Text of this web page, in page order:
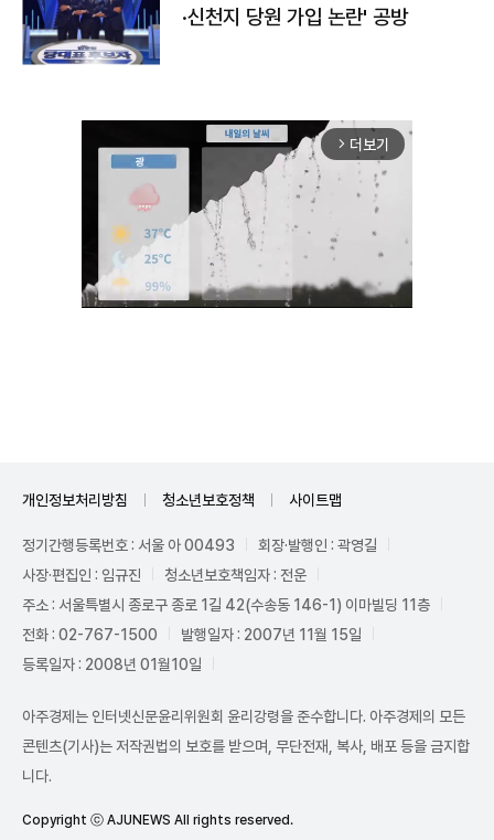
·신천지 당원 가입 논란' 공방
arrow_forward_ios 더보기
개인정보처리방침 청소년보호정책 사이트맵
정기간행등록번호 : 서울 아 00493
회장·발행인 : 곽영길
사장·편집인 : 임규진
청소년보호책임자 : 전운
주소 : 서울특별시 종로구 종로 1길 42(수송동 146-1) 이마빌딩 11층
전화 : 02-767-1500
발행일자 : 2007년 11월 15일
등록일자 : 2008년 01월10일
아주경제는 인터넷신문윤리위원회 윤리강령을 준수합니다. 아주경제의 모든
콘텐츠(기사)는 저작권법의 보호를 받으며, 무단전재, 복사, 배포 등을 금지합
니다.
Copyright ⓒ AJUNEWS All rights reserved.